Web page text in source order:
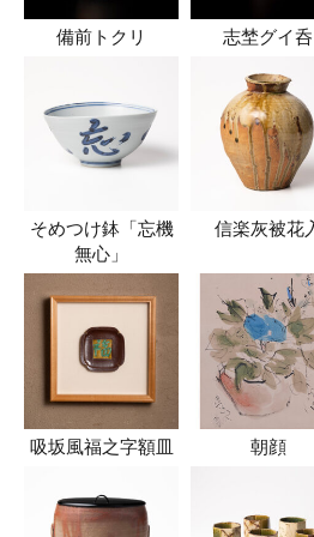
備前トクリ 志埜グイ呑
そめつけ鉢「忘機
無心」
信楽灰被花
吸坂風福之字額皿 朝顔